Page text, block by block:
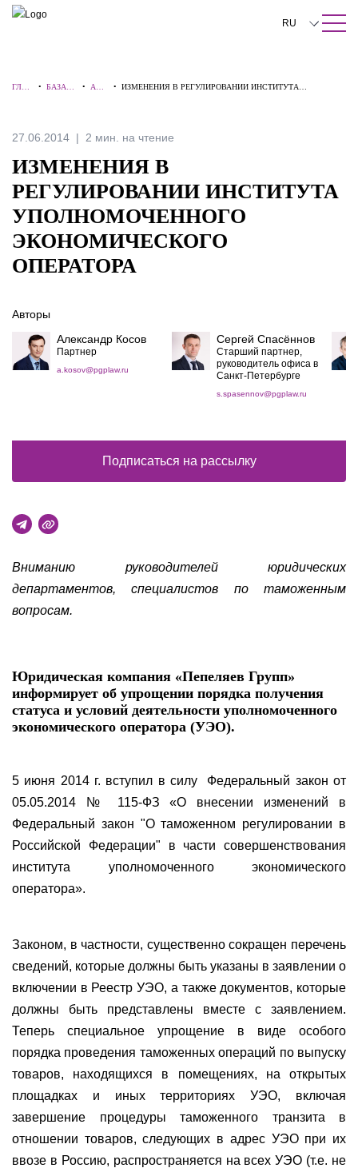
ПОИСК ПО САЙТУ Закрыть
RU
中文
Italiano
Türkçe
ГЛАВ
• БАЗА
•
АЛЕ
•ИЗМЕНЕНИЯ В РЕГУЛИРОВАНИИ ИНСТИТУТА
27.06.2014 2 мин. на чтение
ИЗМЕНЕНИЯ В
РЕГУЛИРОВАНИИ ИНСТИТУТА
УПОЛНОМОЧЕННОГО
ЭКОНОМИЧЕСКОГО
ОПЕРАТОРА
Вниманию руководителей юридических
департаментов, специалистов по таможенным
вопросам.
Юридическая компания «Пепеляев Групп»
информирует об упрощении порядка получения
статуса и условий деятельности уполномоченного
экономического оператора (УЭО).
5 июня 2014 г. вступил в силу Федеральный закон от
05.05.2014 № 115-ФЗ «О внесении изменений в
Федеральный закон "О таможенном регулировании в
Российской Федерации" в части совершенствования
института уполномоченного экономического
оператора».
Законом, в частности, существенно сокращен перечень
сведений, которые должны быть указаны в заявлении о
включении в Реестр УЭО, а также документов, которые
должны быть представлены вместе с заявлением.
Теперь специальное упрощение в виде особого
порядка проведения таможенных операций по выпуску
товаров, находящихся в помещениях, на открытых
площадках и иных территориях УЭО, включая
завершение процедуры таможенного транзита в
отношении товаров, следующих в адрес УЭО при их
ввозе в Россию, распространяется на всех УЭО (т.е. не
Авторы
Александр Косов
Партнер
a.kosov@pgplaw.ru
Сергей Спасённов
Старший партнер,
руководитель офиса в
Санкт-Петербурге
s.spasennov@pgplaw.ru
Подписаться на рассылку